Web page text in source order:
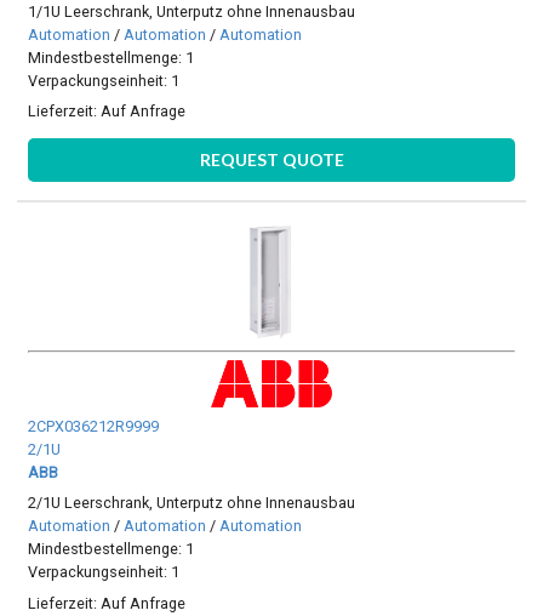
1/1U Leerschrank, Unterputz ohne Innenausbau
Automation /Automation /Automation
Mindestbestellmenge: 1
Verpackungseinheit: 1
Lieferzeit:Auf Anfrage
REQUEST QUOTE
2CPX036212R9999
2/1U
ABB
2/1U Leerschrank, Unterputz ohne Innenausbau
Automation /Automation /Automation
Mindestbestellmenge: 1
Verpackungseinheit: 1
Lieferzeit: Auf Anfrage